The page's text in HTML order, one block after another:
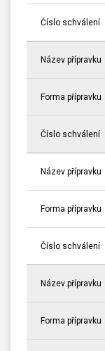
Číslo schválení
Název přípravku
Forma přípravku
Číslo schválení
Název přípravku
Forma přípravku
Číslo schválení
Název přípravku
Forma přípravku